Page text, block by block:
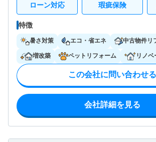
ローン対応 瑕疵保険
特徴
暑さ対策 エコ・省エネ 中古物件リ
増改築 ペットリフォーム リノベ
この会社に問い合わせる
会社詳細を見る